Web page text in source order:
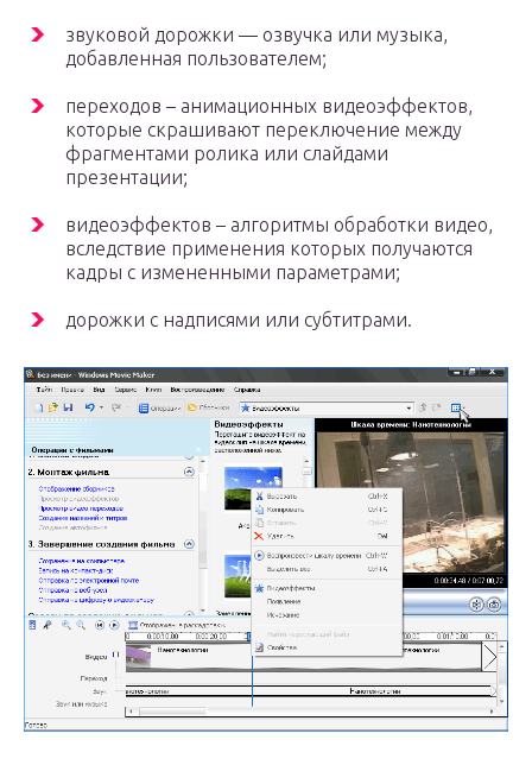
звуковой дорожки — озвучка или музыка,
добавленная пользователем;
переходов – анимационных видеоэффектов,
которые скрашивают переключение между
фрагментами ролика или слайдами
презентации;
видеоэффектов – алгоритмы обработки видео,
вследствие применения которых получаются
кадры с измененными параметрами;
дорожки с надписями или субтитрами.